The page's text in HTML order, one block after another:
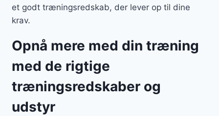
et godt træningsredskab, der lever op til dine
krav.
Opnå mere med din træning
med de rigtige
træningsredskaber og
udstyr